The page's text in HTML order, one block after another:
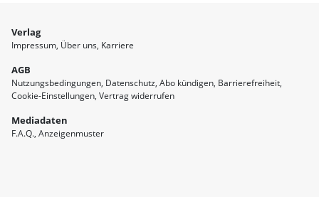
Verlag
Impressum Über uns Karriere
AGB
Nutzungsbedingungen Datenschutz Abo kündigen Barrierefreiheit
Cookie-Einstellungen Vertrag widerrufen
Mediadaten
F.A.Q. Anzeigenmuster